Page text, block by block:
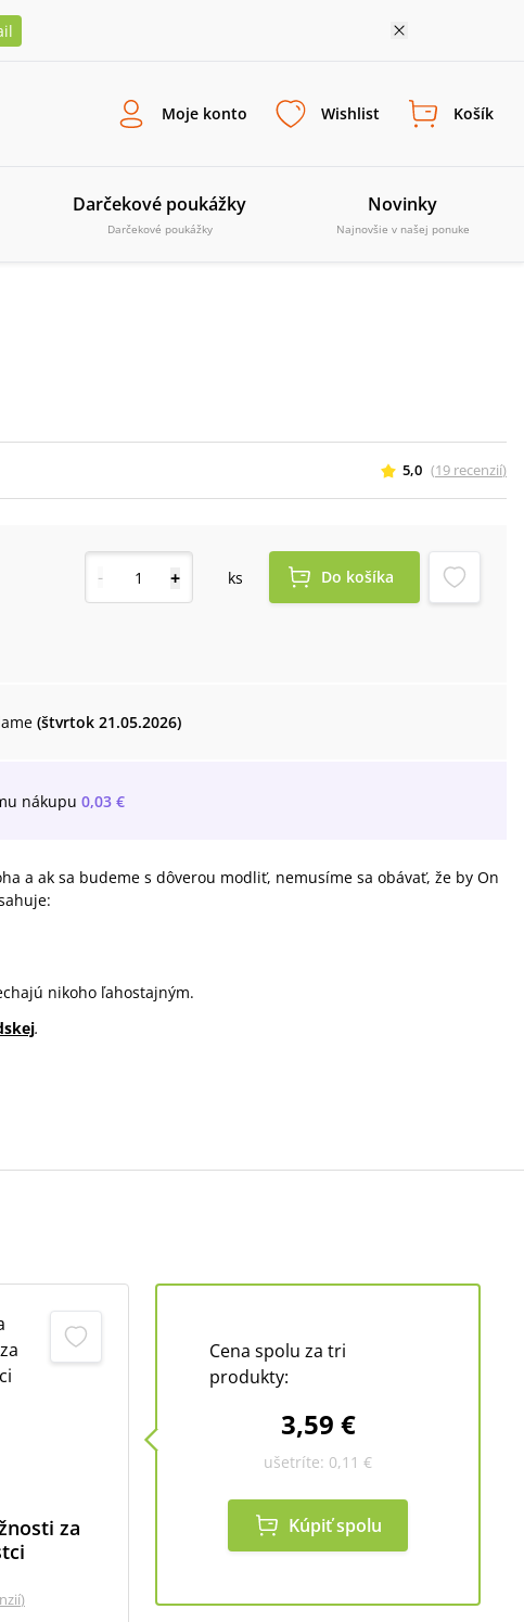
Moje konto Wishlist Košík
Darčekové poukážky
Darčekové poukážky
Novinky
Najnovšie v našej ponuke
5,0 (19 recenzií)
- + ks Do košíka
(štvrtok 21.05.2026)
nákupu 0,03 €
a ak sa budeme s dôverou modliť, nemusíme sa obávať, že by On
nikoho ľahostajným.
.
za
)
Cena spolu za tri
produkty:
3,59 €
ušetríte: 0,11 €
Kúpiť spolu